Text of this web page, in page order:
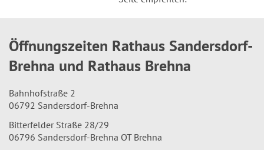
Öffnungszeiten Rathaus Sandersdorf-
Brehna und Rathaus Brehna
Bahnhofstraße 2
06792 Sandersdorf-Brehna
Bitterfelder Straße 28/29
06796 Sandersdorf-Brehna OT Brehna